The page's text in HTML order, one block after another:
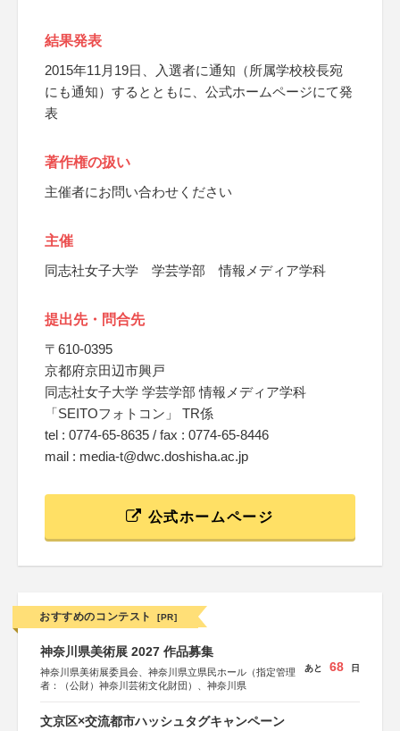
結果発表
2015年11月19日、入選者に通知（所属学校校長宛
にも通知）するとともに、公式ホームページにて発
表
著作権の扱い
主催者にお問い合わせください
主催
同志社女子大学 学芸学部 情報メディア学科
提出先・問合先
〒610-0395
京都府京田辺市興戸
同志社女子大学 学芸学部 情報メディア学科
「SEITOフォトコン」 TR係
tel : 0774-65-8635 / fax : 0774-65-8446
mail : media-t@dwc.doshisha.ac.jp
公式ホームページ
おすすめのコンテスト [PR]
神奈川県美術展 2027 作品募集
神奈川県美術展委員会、神奈川県立県民ホール（指定管理
者：（公財）神奈川芸術文化財団）、神奈川県
あと 68 日
文京区×交流都市ハッシュタグキャンペーン